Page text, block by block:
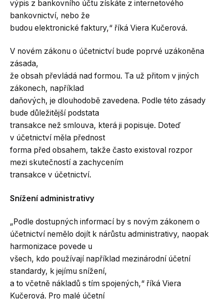
výpis z bankovního účtu získáte z internetového
bankovnictví, nebo že
budou elektronické faktury,“ říká Viera Kučerová.
V novém zákonu o účetnictví bude poprvé uzákoněna
zásada,
že obsah převládá nad formou. Ta už přitom v jiných
zákonech, například
daňových, je dlouhodobě zavedena. Podle této zásady
bude důležitější podstata
transakce než smlouva, která ji popisuje. Doteď
v účetnictví měla přednost
forma před obsahem, takže často existoval rozpor
mezi skutečností a zachycením
transakce v účetnictví.
Snížení administrativy
„Podle dostupných informací by s novým zákonem o
účetnictví nemělo dojít k nárůstu administrativy, naopak
harmonizace povede u
všech, kdo používají například mezinárodní účetní
standardy, k jejímu snížení,
a to včetně nákladů s tím spojených,“ říká Viera
Kučerová. Pro malé účetní